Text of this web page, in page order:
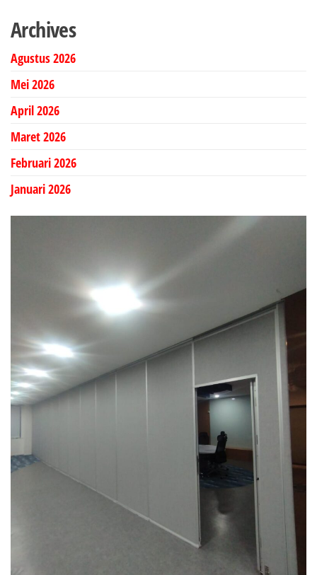
Archives
Agustus 2026
Mei 2026
April 2026
Maret 2026
Februari 2026
Januari 2026